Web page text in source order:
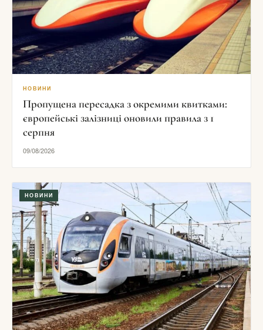
НОВИНИ
Пропущена пересадка з окремими квитками:
європейські залізниці оновили правила з 1
серпня
09/08/2026
НОВИНИ